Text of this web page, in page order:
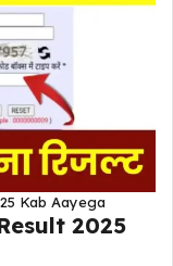
Kab Aayega
2025